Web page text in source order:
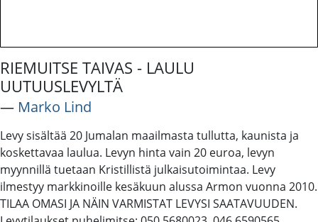
RIEMUITSE TAIVAS - LAULU
UUTUUSLEVYLTÄ
― Marko Lind
Levy sisältää 20 Jumalan maailmasta tullutta, kaunista ja
koskettavaa laulua. Levyn hinta vain 20 euroa, levyn
myynnillä tuetaan Kristillistä julkaisutoimintaa. Levy
ilmestyy markkinoille kesäkuun alussa Armon vuonna 2010.
TILAA OMASI JA NÄIN VARMISTAT LEVYSI SAATAVUUDEN.